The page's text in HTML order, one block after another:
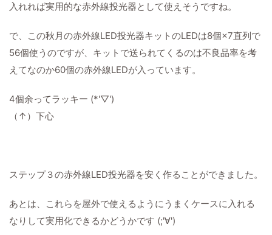
入れれば実用的な赤外線投光器として使えそうですね。
で、この秋月の赤外線LED投光器キットのLEDは8個×7直列で
56個使うのですが、キットで送られてくるのは不良品率を考
えてなのか60個の赤外線LEDが入っています。
4個余ってラッキー (*'▽')
（↑）下心
ステップ３の赤外線LED投光器を安く作ることができました。
あとは、これらを屋外で使えるようにうまくケースに入れる
なりして実用化できるかどうかです (;'∀')